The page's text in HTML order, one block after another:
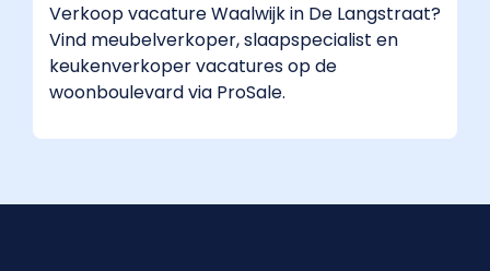
Verkoop vacature Waalwijk in De Langstraat?
Vind meubelverkoper, slaapspecialist en
keukenverkoper vacatures op de
woonboulevard via ProSale.